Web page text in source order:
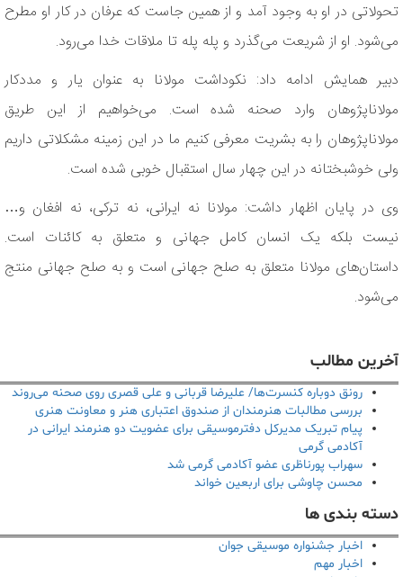
تحولاتی در او به وجود آمد و از همین جاست که عرفان در کار او مطرح
می‌شود. او از شریعت می‌گذرد و پله پله تا ملاقات خدا می‌رود.
دبیر همایش ادامه داد: نکوداشت مولانا به عنوان یار و مددکار
مولاناپژوهان وارد صحنه شده است. می‌خواهیم از این طریق
مولاناپژوهان را به بشریت معرفی کنیم ما در این زمینه مشکلاتی داریم
ولی خوشبختانه در این چهار سال استقبال خوبی شده است.
وی در پایان اظهار داشت: مولانا نه ایرانی، نه ترکی، نه افغان و…
نیست بلکه یک انسان کامل جهانی و متعلق به کائنات است.
داستان‌های مولانا متعلق به صلح جهانی است و به صلح جهانی منتج
می‌شود.
آخرین مطالب
رونق دوباره کنسرت‌ها/ علیرضا قربانی و علی قصری روی صحنه می‌روند
بررسی مطالبات هنرمندان از صندوق اعتباری هنر و معاونت هنری
پیام تبریک مدیرکل دفترموسیقی برای عضویت دو هنرمند ایرانی در
آکادمی گرمی
سهراب پورناظری عضو آکادمی گرمی شد
محسن چاوشی برای اربعین خواند
دسته بندی ها
اخبار جشنواره موسیقی جوان
اخبار مهم